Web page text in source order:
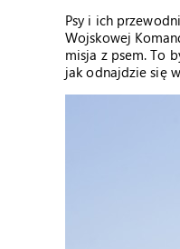
Psy i ich
Wojskowej
misja z psem. To
jak odnajdzie się